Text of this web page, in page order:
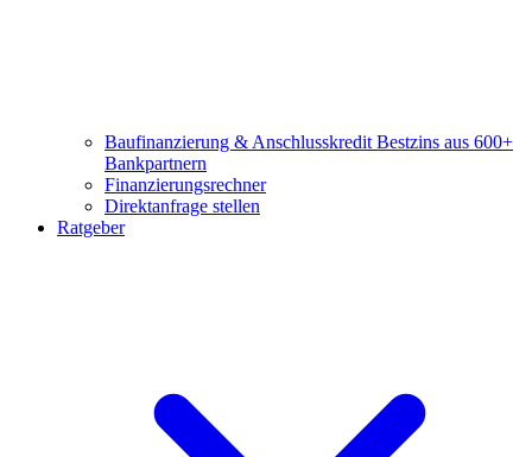
Baufinanzierung & Anschlusskredit Bestzins aus 600+
Bankpartnern
Finanzierungsrechner
Direktanfrage stellen
Ratgeber